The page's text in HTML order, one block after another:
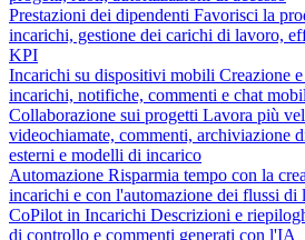
Prestazioni dei dipendenti Favorisci la
incarichi, gestione dei carichi di lavoro,
KPI
Incarichi su dispositivi mobili Creazione
incarichi, notifiche, commenti e chat
Collaborazione sui progetti Lavora più
videochiamate, commenti, archiviazione
esterni e modelli di incarico
Automazione Risparmia tempo con la
incarichi e con l'automazione dei flussi di
CoPilot in Incarichi Descrizioni e
di controllo e commenti generati con l'IA